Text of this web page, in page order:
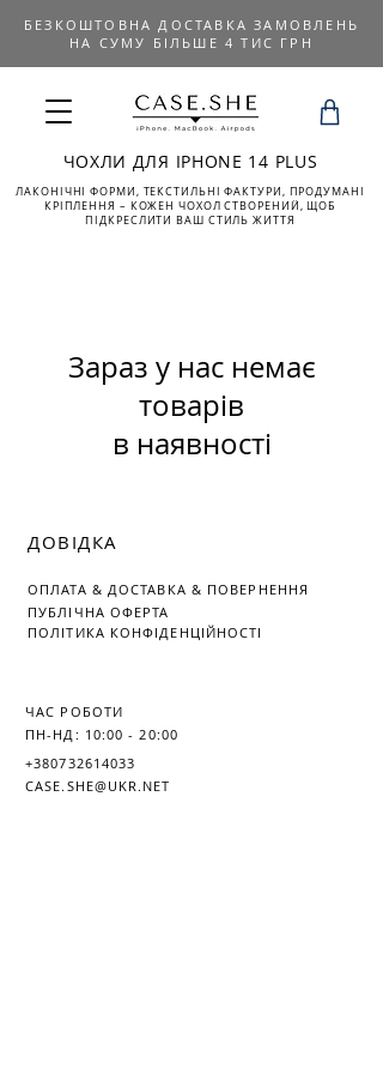
БЕЗКОШТОВНА ДОСТАВКА ЗАМОВЛЕНЬ
НА СУМУ БІЛЬШЕ 4 ТИС ГРН
ЧОХЛИ ДЛЯ IPHONE 14 PLUS
ЛАКОНІЧНІ ФОРМИ, ТЕКСТИЛЬНІ ФАКТУРИ, ПРОДУМАНІ
КРІПЛЕННЯ – КОЖЕН ЧОХОЛ СТВОРЕНИЙ, ЩОБ
ПІДКРЕСЛИТИ ВАШ СТИЛЬ ЖИТТЯ
Зараз у нас немає
товарів
в наявності
ДОВІДКА
ОПЛАТА & ДОСТАВКА & ПОВЕРНЕННЯ
ПУБЛІЧНА ОФЕРТА
ПОЛІТИКА КОНФІДЕНЦІЙНОСТІ
ЧАС РОБОТИ
ПН-НД: 10:00 - 20:00
+380732614033
CASE.SHE@UKR.NET